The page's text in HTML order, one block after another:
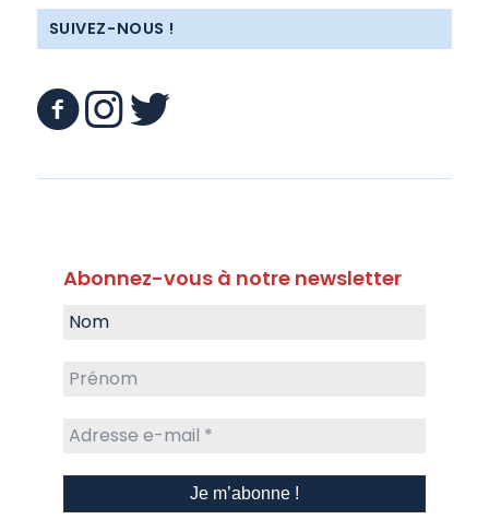
SUIVEZ-NOUS !
Abonnez-vous à notre newsletter